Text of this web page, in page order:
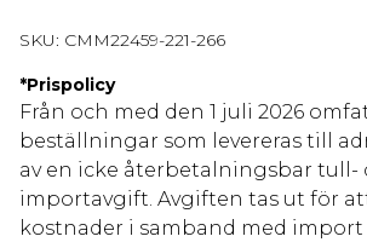
SKU: CMM22459-221-266
*Prispolicy
Från och med den 1 juli 2026
beställningar som levereras till
av en icke återbetalningsbar tull-
importavgift. Avgiften tas ut för
kostnader i samband med import